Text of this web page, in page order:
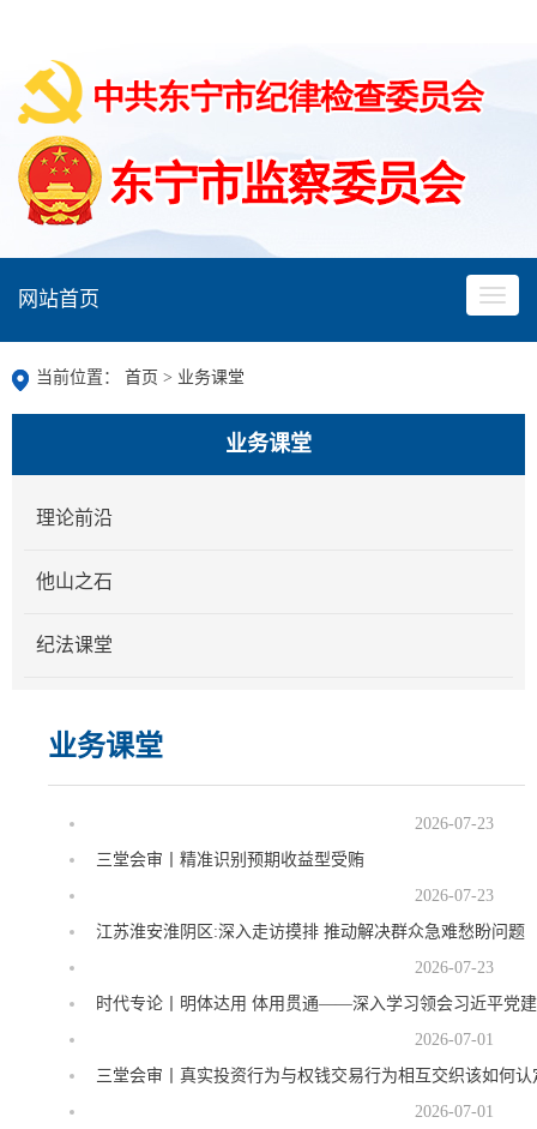
网站首页
当前位置： 首页 > 业务课堂
业务课堂
理论前沿
他山之石
纪法课堂
业务课堂
2026-07-23
三堂会审丨精准识别预期收益型受贿
2026-07-23
江苏淮安淮阴区:深入走访摸排 推动解决群众急难愁盼问题
2026-07-23
时代专论丨明体达用 体用贯通——深入学习领会习近平党
2026-07-01
三堂会审丨真实投资行为与权钱交易行为相互交织该如何认
2026-07-01